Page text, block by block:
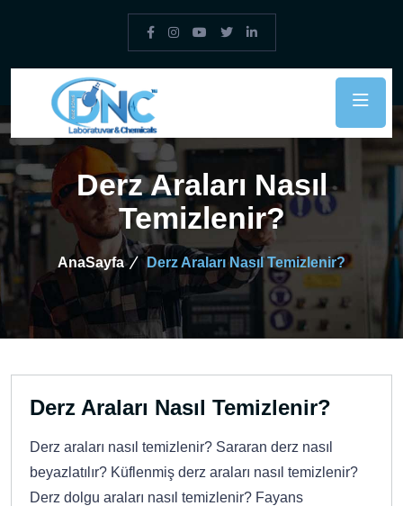
Derz Araları Nasıl
Temizlenir?
AnaSayfa Derz Araları Nasıl Temizlenir?
Derz Araları Nasıl Temizlenir?
Derz araları nasıl temizlenir? Sararan derz nasıl
beyazlatılır? Küflenmiş derz araları nasıl temizlenir?
Derz dolgu araları nasıl temizlenir? Fayans